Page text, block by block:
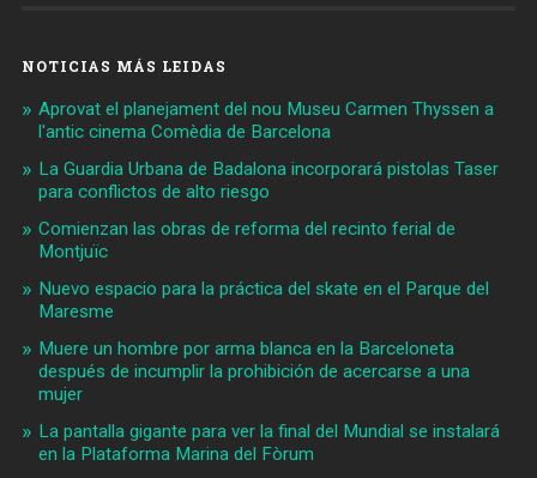
NOTICIAS MÁS LEIDAS
Aprovat el planejament del nou Museu Carmen Thyssen a
l'antic cinema Comèdia de Barcelona
La Guardia Urbana de Badalona incorporará pistolas Taser
para conflictos de alto riesgo
Comienzan las obras de reforma del recinto ferial de
Montjuïc
Nuevo espacio para la práctica del skate en el Parque del
Maresme
Muere un hombre por arma blanca en la Barceloneta
después de incumplir la prohibición de acercarse a una
mujer
La pantalla gigante para ver la final del Mundial se instalará
en la Plataforma Marina del Fòrum